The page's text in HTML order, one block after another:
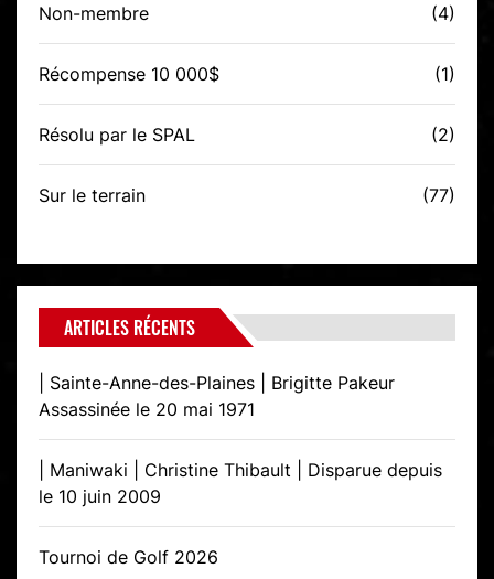
Non-membre (4)
Récompense 10 000$ (1)
Résolu par le SPAL (2)
Sur le terrain (77)
ARTICLES RÉCENTS
| Sainte-Anne-des-Plaines | Brigitte Pakeur
Assassinée le 20 mai 1971
| Maniwaki | Christine Thibault | Disparue depuis
le 10 juin 2009
Tournoi de Golf 2026